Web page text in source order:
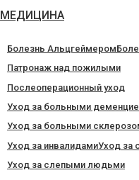
МЕДИЦИНА
Болезнь Альцгеймером
Патронаж над пожилыми
Послеоперационный уход
Уход за больными
Уход за больными
Уход за инвалидамиУход за
Уход за слепыми людьми